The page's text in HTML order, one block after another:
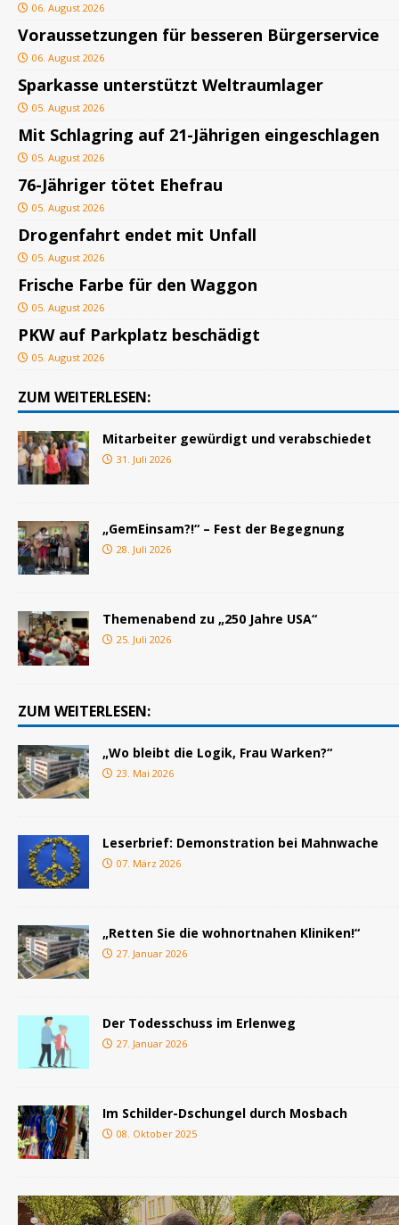
06. August 2026
Voraussetzungen für besseren Bürgerservice
06. August 2026
Sparkasse unterstützt Weltraumlager
05. August 2026
Mit Schlagring auf 21-Jährigen eingeschlagen
05. August 2026
76-Jähriger tötet Ehefrau
05. August 2026
Drogenfahrt endet mit Unfall
05. August 2026
Frische Farbe für den Waggon
05. August 2026
PKW auf Parkplatz beschädigt
05. August 2026
ZUM WEITERLESEN:
Mitarbeiter gewürdigt und verabschiedet
31. Juli 2026
„GemEinsam?!“ – Fest der Begegnung
28. Juli 2026
Themenabend zu „250 Jahre USA“
25. Juli 2026
ZUM WEITERLESEN:
„Wo bleibt die Logik, Frau Warken?“
23. Mai 2026
Leserbrief: Demonstration bei Mahnwache
07. März 2026
„Retten Sie die wohnortnahen Kliniken!“
27. Januar 2026
Der Todesschuss im Erlenweg
27. Januar 2026
Im Schilder-Dschungel durch Mosbach
08. Oktober 2025